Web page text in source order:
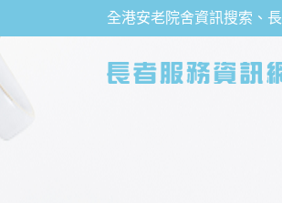
全港安老院舍資訊搜索、